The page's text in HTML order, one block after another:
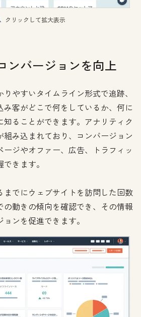
クリックして拡大表示
ンバージョンを向上
やすいタイムライン形式で追跡、
み客がどこで何をしているか、何に
知ることができます。アナリティク
組み込まれており、コンバージョン
ージやオファー、広告、トラフィッ
きます。
までにウェブサイトを訪問した回数
の動きの傾向を確認でき、その情報
ンを促進できます。